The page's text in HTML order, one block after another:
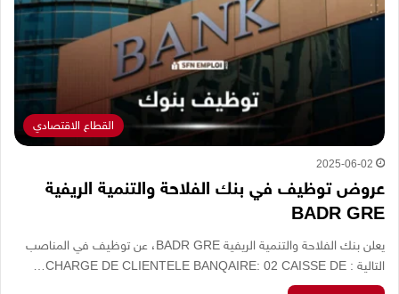
القطاع الاقتصادي
2025-06-02
عروض توظيف في بنك الفلاحة والتنمية الريفية
BADR GRE
يعلن بنك الفلاحة والتنمية الريفية BADR GRE، عن توظيف في المناصب
التالية : CHARGE DE CLIENTELE BANQAIRE: 02 CAISSE DE…